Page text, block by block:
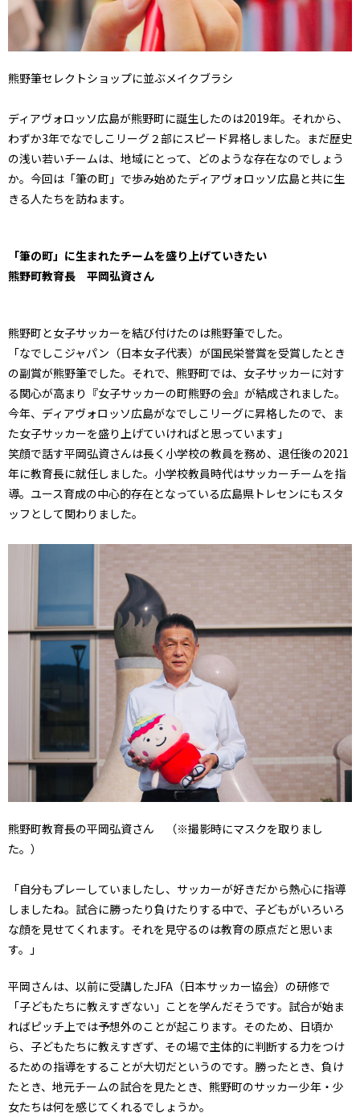
熊野筆セレクトショップに並ぶメイクブラシ
ディアヴォロッソ広島が熊野町に誕生したのは2019年。それから、
わずか3年でなでしこリーグ２部にスピード昇格しました。まだ歴史
の浅い若いチームは、地域にとって、どのような存在なのでしょう
か。今回は「筆の町」で歩み始めたディアヴォロッソ広島と共に生
きる人たちを訪ねます。
「筆の町」に生まれたチームを盛り上げていきたい
熊野町教育長 平岡弘資さん
熊野町と女子サッカーを結び付けたのは熊野筆でした。
「なでしこジャパン（日本女子代表）が国民栄誉賞を受賞したとき
の副賞が熊野筆でした。それで、熊野町では、女子サッカーに対す
る関心が高まり『女子サッカーの町熊野の会』が結成されました。
今年、ディアヴォロッソ広島がなでしこリーグに昇格したので、ま
た女子サッカーを盛り上げていければと思っています」
笑顔で話す平岡弘資さんは長く小学校の教員を務め、退任後の2021
年に教育長に就任しました。小学校教員時代はサッカーチームを指
導。ユース育成の中心的存在となっている広島県トレセンにもスタ
ッフとして関わりました。
熊野町教育長の平岡弘資さん （※撮影時にマスクを取りまし
た。）
「自分もプレーしていましたし、サッカーが好きだから熱心に指導
しましたね。試合に勝ったり負けたりする中で、子どもがいろいろ
な顔を見せてくれます。それを見守るのは教育の原点だと思いま
す。」
平岡さんは、以前に受講したJFA（日本サッカー協会）の研修で
「子どもたちに教えすぎない」ことを学んだそうです。試合が始ま
ればピッチ上では予想外のことが起こります。そのため、日頃か
ら、子どもたちに教えすぎず、その場で主体的に判断する力をつけ
るための指導をすることが大切だというのです。勝ったとき、負け
たとき、地元チームの試合を見たとき、熊野町のサッカー少年・少
女たちは何を感じてくれるでしょうか。